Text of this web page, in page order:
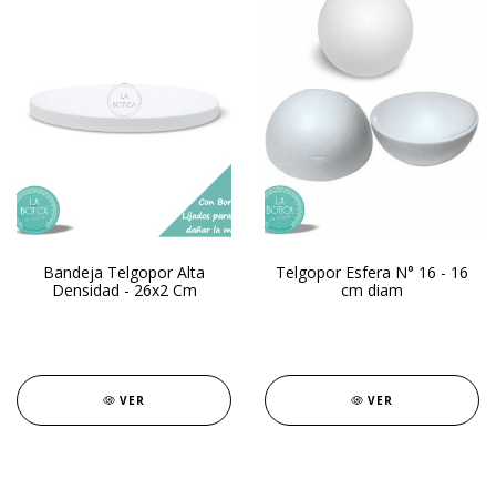
Bandeja Telgopor Alta
Densidad - 26x2 Cm
VER
Telgopor Esfera N° 16 - 16
cm diam
VER